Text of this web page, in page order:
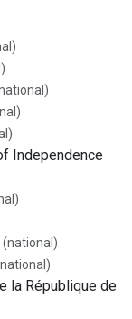
Independence
(national)
la République de